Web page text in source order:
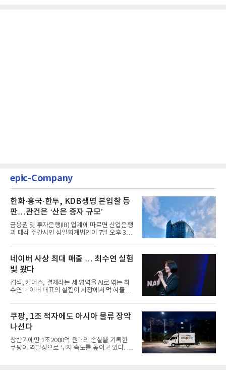
epic-Company
한화·흥국·한투, KDB생명 본입찰 등
판…관건은 ‘산은 증자 규모’
금융권 및 투자은행(IB) 업계에 따르면 산업은행
과 매각 주간사인 삼일회계법인이 7일 오후 3시
네이버 사상 최대 매출 … 최수연 실험
빛 봤다
검색, 커머스, 결제라는 세 영역을 AI로 엮는 최
수연 네이버 대표의 실험이 시장에서 먹혀 들어
쿠팡, 1조 적자에도 아시아 물류 장악
나선다
상반기에만 1조2000억 원대의 손실을 기록한
쿠팡이 역발상으로 투자 속도를 높이고 있다. 이